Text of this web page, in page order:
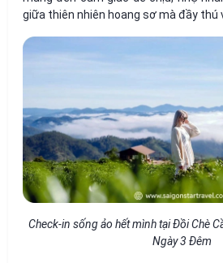
giữa thiên nhiên hoang sơ mà đầy thú
Check-in sống ảo hết mình tại Đồi Chè
Ngày 3 Đêm